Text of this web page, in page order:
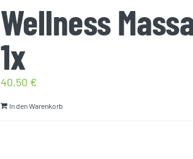
Wellness
1x
40,50 €
In den Warenkorb